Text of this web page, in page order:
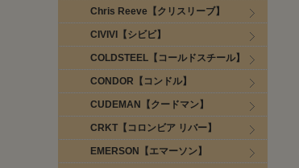
Chris Reeve【クリスリーブ】
CIVIVI【シビビ】
COLDSTEEL【コールドスチール】
CONDOR【コンドル】
CUDEMAN【クードマン】
CRKT【コロンビア リバー】
EMERSON【エマーソン】